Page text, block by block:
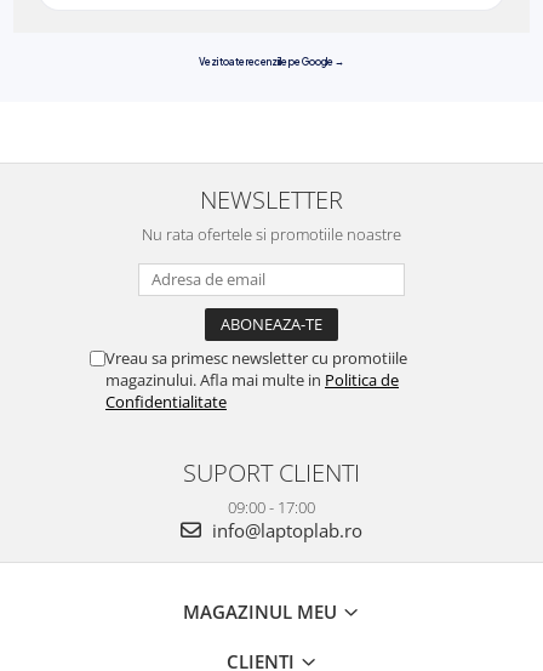
Vezi toate recenziile pe Google →
NEWSLETTER
Nu rata ofertele si promotiile noastre
Vreau sa primesc newsletter cu promotiile
magazinului. Afla mai multe in Politica de
Confidentialitate
SUPORT CLIENTI
09:00 - 17:00
info@laptoplab.ro
MAGAZINUL MEU
CLIENTI